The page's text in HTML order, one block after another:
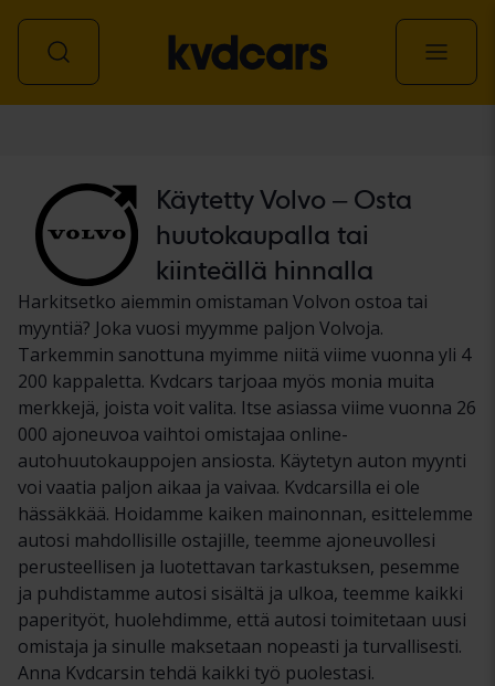
Käytetty Volvo – Osta
huutokaupalla tai
kiinteällä hinnalla
Harkitsetko aiemmin omistaman Volvon ostoa tai
myyntiä? Joka vuosi myymme paljon Volvoja.
Tarkemmin sanottuna myimme niitä viime vuonna yli 4
200 kappaletta. Kvdcars tarjoaa myös monia muita
merkkejä, joista voit valita. Itse asiassa viime vuonna 26
000 ajoneuvoa vaihtoi omistajaa online-
autohuutokauppojen ansiosta. Käytetyn auton myynti
voi vaatia paljon aikaa ja vaivaa. Kvdcarsilla ei ole
hässäkkää. Hoidamme kaiken mainonnan, esittelemme
autosi mahdollisille ostajille, teemme ajoneuvollesi
perusteellisen ja luotettavan tarkastuksen, pesemme
ja puhdistamme autosi sisältä ja ulkoa, teemme kaikki
paperityöt, huolehdimme, että autosi toimitetaan uusi
omistaja ja sinulle maksetaan nopeasti ja turvallisesti.
Anna Kvdcarsin tehdä kaikki työ puolestasi.